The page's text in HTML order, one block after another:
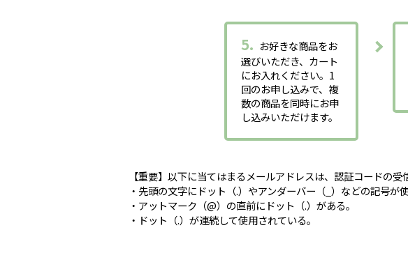
5. お好きな商品をお
選びいただき、カート
にお入れください。1
回のお申し込みで、複
数の商品を同時にお申
し込みいただけます。
【重要】以下に当てはまるメールアドレスは、認証コードの受
・先頭の文字にドット（.）やアンダーバー（_）などの記号が
・アットマーク（@）の直前にドット（.）がある。
・ドット（.）が連続して使用されている。